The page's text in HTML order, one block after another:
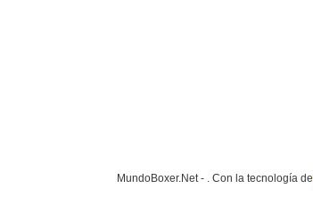
MundoBoxer.Net - . Con la tecnología de